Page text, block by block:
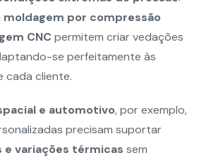
moldagem por compressão
CNC permitem criar vedações
se perfeitamente às
cada cliente.
e automotivo, por exemplo,
precisam suportar
e variações térmicas sem